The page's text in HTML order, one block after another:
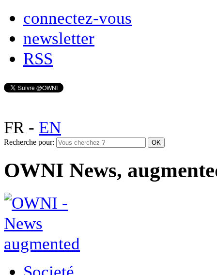
connectez-vous
newsletter
RSS
FR- EN
Recherche pour:
OWNI News,